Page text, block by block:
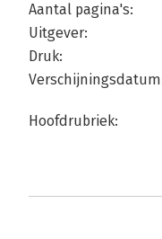
Aantal pagina's:
Uitgever:
Druk:
Hoofdrubriek: